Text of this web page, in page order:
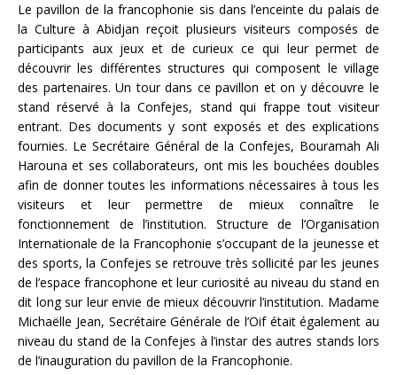
Le pavillon de la francophonie sis dans l’enceinte du palais de
la Culture à Abidjan reçoit plusieurs visiteurs composés de
participants aux jeux et de curieux ce qui leur permet de
découvrir les différentes structures qui composent le village
des partenaires. Un tour dans ce pavillon et on y découvre le
stand réservé à la Confejes, stand qui frappe tout visiteur
entrant. Des documents y sont exposés et des explications
fournies. Le Secrétaire Général de la Confejes, Bouramah Ali
Harouna et ses collaborateurs, ont mis les bouchées doubles
afin de donner toutes les informations nécessaires à tous les
visiteurs et leur permettre de mieux connaître le
fonctionnement de l’institution. Structure de l’Organisation
Internationale de la Francophonie s’occupant de la jeunesse et
des sports, la Confejes se retrouve très sollicité par les jeunes
de l’espace francophone et leur curiosité au niveau du stand en
dit long sur leur envie de mieux découvrir l’institution. Madame
Michaëlle Jean, Secrétaire Générale de l’Oif était également au
niveau du stand de la Confejes à l’instar des autres stands lors
de l’inauguration du pavillon de la Francophonie.